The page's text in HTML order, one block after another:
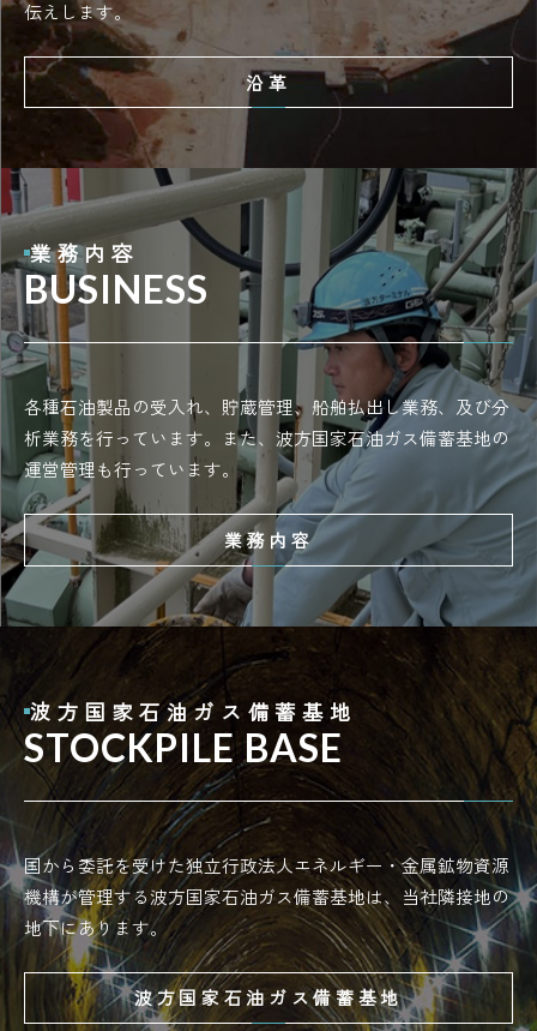
伝えします。
沿革
業務内容
BUSINESS
各種石油製品の受入れ、貯蔵管理、船舶払出し業務、及び分
析業務を行っています。また、波方国家石油ガス備蓄基地の
運営管理も行っています。
業務内容
波方国家石油ガス備蓄基地
STOCKPILE BASE
国から委託を受けた独立行政法人エネルギー・金属鉱物資源
機構が管理する波方国家石油ガス備蓄基地は、当社隣接地の
地下にあります。
波方国家石油ガス備蓄基地